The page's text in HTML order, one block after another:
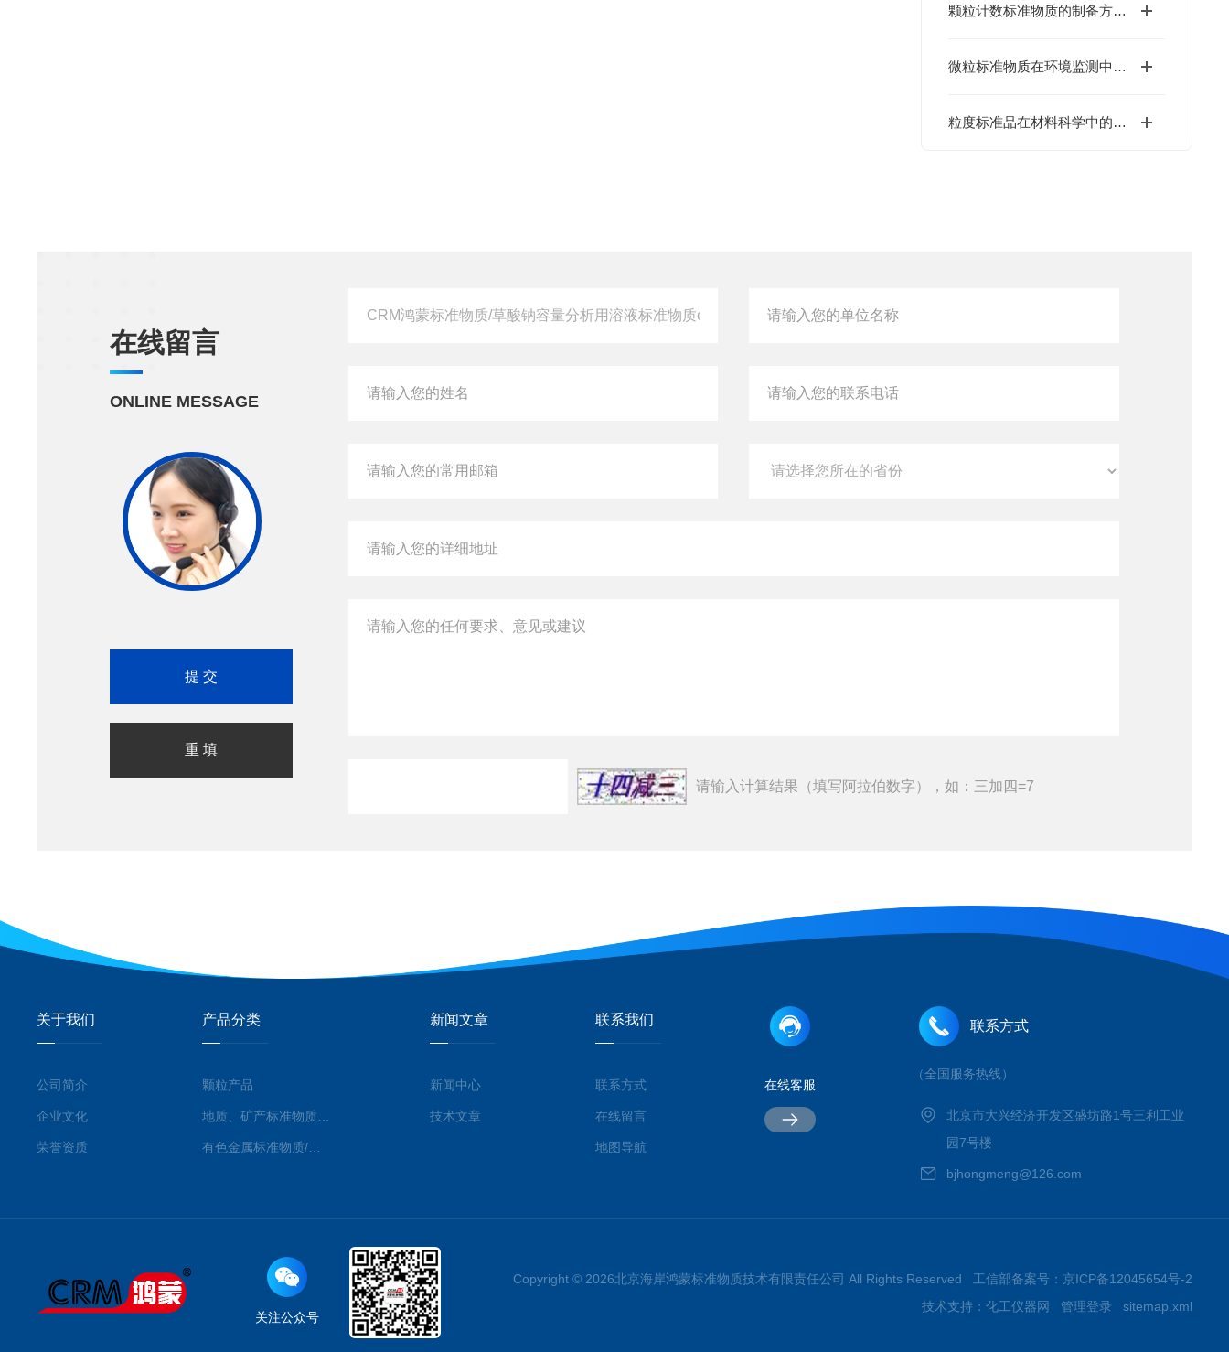
颗粒计数标准物质的制备方法与性能分析
微粒标准物质在环境监测中的应用
粒度标准品在材料科学中的重要性
在线留言
ONLINE MESSAGE
请输入计算结果（填写阿拉伯数字），如：三加四=7
关于我们
公司简介
企业文化
荣誉资质
产品分类
颗粒产品
有色金属标准物质/标准品
新闻文章
新闻中心
技术文章
联系我们
联系方式
在线留言
地图导航
在线客服
联系方式
（全国服务热线）
北京市大兴经济开发区盛坊路1号三利工业
园7号楼
bjhongmeng@126.com
关注公众号
Copyright © 2026北京海岸鸿蒙标准物质技术有限责任公司 All Rights Reserved 工信部备案号： 京ICP备12045654号-2
技术支持： 化工仪器网 管理登录 sitemap.xml